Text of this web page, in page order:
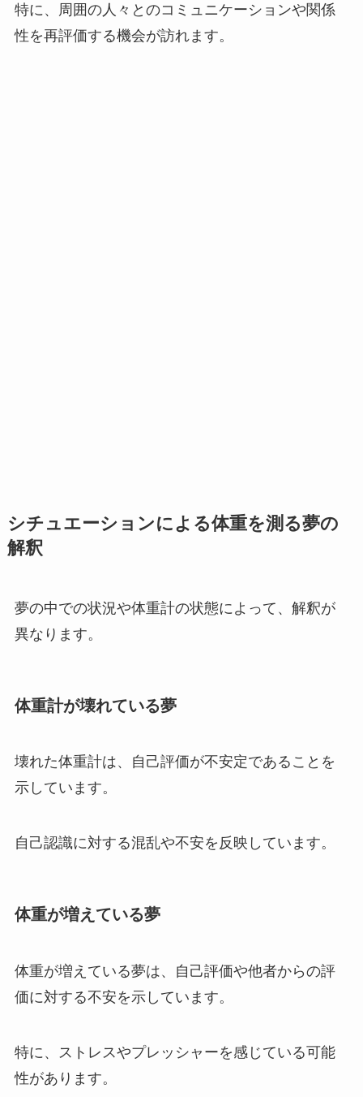
特に、周囲の人々とのコミュニケーションや関係
性を再評価する機会が訪れます。
シチュエーションによる体重を測る夢の
解釈
夢の中での状況や体重計の状態によって、解釈が
異なります。
体重計が壊れている夢
壊れた体重計は、自己評価が不安定であることを
示しています。
自己認識に対する混乱や不安を反映しています。
体重が増えている夢
体重が増えている夢は、自己評価や他者からの評
価に対する不安を示しています。
特に、ストレスやプレッシャーを感じている可能
性があります。